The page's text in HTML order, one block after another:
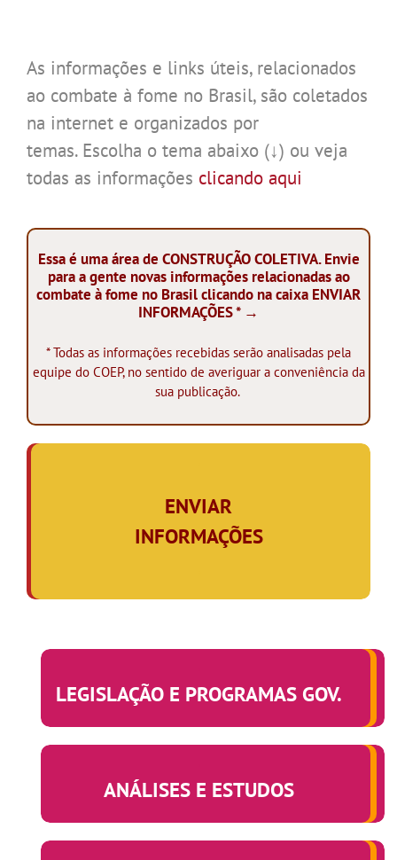
As informações e links úteis, relacionados
ao combate à fome no Brasil, são coletados
na internet e organizados por
temas. Escolha o tema abaixo (↓) ou veja
todas as informações clicando aqui
Essa é uma área de CONSTRUÇÃO COLETIVA. Envie
para a gente novas informações relacionadas ao
combate à fome no Brasil clicando na caixa ENVIAR
INFORMAÇÕES * →
* Todas as informações recebidas serão analisadas pela
equipe do COEP, no sentido de averiguar a conveniência da
sua publicação.
ENVIAR
INFORMAÇÕES
LEGISLAÇÃO E PROGRAMAS GOV.
ANÁLISES E ESTUDOS